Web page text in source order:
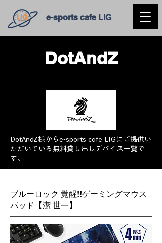
e-sports cafe LIG
DotAndZ
DotAndZ様からe-sports cafe LIGにご提供い
ただいている無料貸し出しデバイス一覧で
す。
ブルーロック 覚醒!!ゲーミングマウス
パッド【潔 世一】